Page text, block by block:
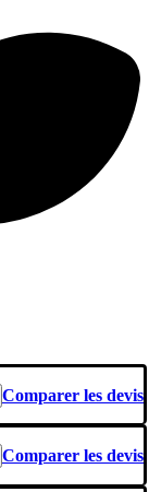
Comparer les devis
Comparer les devis